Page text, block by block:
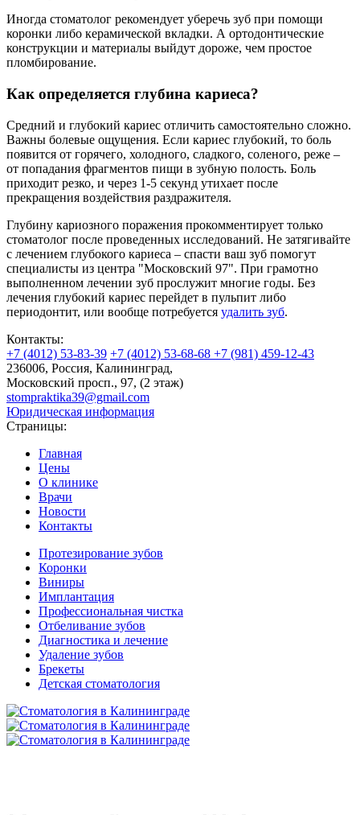
Иногда стоматолог рекомендует уберечь зуб при помощи
коронки либо керамической вкладки. А ортодонтические
конструкции и материалы выйдут дороже, чем простое
пломбирование.
Как определяется глубина кариеса?
Средний и глубокий кариес отличить самостоятельно сложно.
Важны болевые ощущения. Если кариес глубокий, то боль
появится от горячего, холодного, сладкого, соленого, реже –
от попадания фрагментов пищи в зубную полость. Боль
приходит резко, и через 1-5 секунд утихает после
прекращения воздействия раздражителя.
Глубину кариозного поражения прокомментирует только
стоматолог после проведенных исследований. Не затягивайте
с лечением глубокого кариеса – спасти ваш зуб помогут
специалисты из центра "Московский 97". При грамотно
выполненном лечении зуб прослужит многие годы. Без
лечения глубокий кариес перейдет в пульпит либо
периодонтит, или вообще потребуется удалить зуб.
Контакты:
+7 (4012) 53-83-39 +7 (4012) 53-68-68 +7 (981) 459-12-43
236006, Россия, Калининград,
Московский просп., 97, (2 этаж)
stompraktika39@gmail.com
Юридическая информация
Страницы:
Главная
Цены
О клинике
Врачи
Новости
Контакты
Протезирование зубов
Коронки
Виниры
Имплантация
Профессиональная чистка
Отбеливание зубов
Диагностика и лечение
Удаление зубов
Брекеты
Детская стоматология